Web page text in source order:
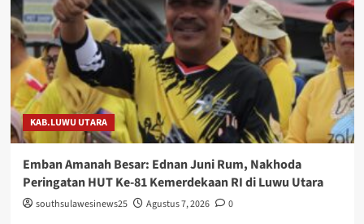
KAB.LUWU UTARA
Emban Amanah Besar: Ednan Juni Rum, Nakhoda
Peringatan HUT Ke-81 Kemerdekaan RI di Luwu Utara
southsulawesinews25 Agustus 7, 2026 0